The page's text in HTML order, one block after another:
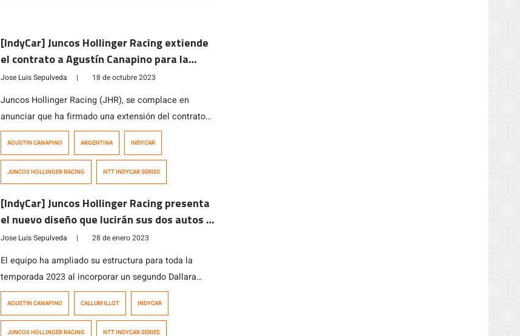
[IndyCar] Juncos Hollinger Racing extiende
el contrato a Agustín Canapino para la
temporada 2024
Jose Luis Sepulveda | 18 de octubre 2023
Juncos Hollinger Racing (JHR), se complace en
anunciar que ha firmado una extensión del contrato
con Agustín Canapino. De esta forma “El Titan”
de JHR, expresó su entusiasmo y afirmó: «Agustín
Canapino ha sido la sorpresa de la temporada para […]
AGUSTIN CANAPINO ARGENTINA INDYCAR
JUNCOS HOLLINGER RACING NTT INDYCAR SERIES
[IndyCar] Juncos Hollinger Racing presenta
el nuevo diseño que lucirán sus dos autos en
la temporada 2023
Jose Luis Sepulveda | 28 de enero 2023
El equipo ha ampliado su estructura para toda la
temporada 2023 al incorporar un segundo Dallara
Chevrolet en la máxima categoría de monopostos del
AGUSTIN CANAPINO CALLUM ILLOT INDYCAR
JUNCOS HOLLINGER RACING NTT INDYCAR SERIES